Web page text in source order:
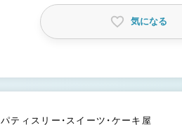
気になる
パティスリー・スイーツ・ケーキ屋